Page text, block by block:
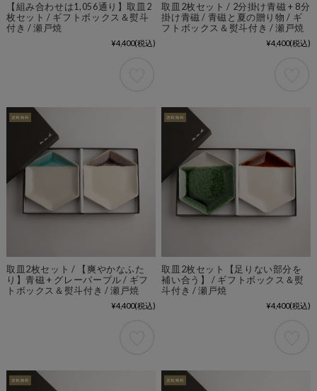
【組み合わせは1,056通り】取皿2
枚セット / ギフトボックス＆熨斗
付き / 瀬戸焼
¥4,400(税込)
取皿2枚セット / 2分掛け青磁 + 8分
掛け青磁 / 青磁と夏の贈り物 / ギ
フトボックス＆熨斗付き / 瀬戸焼
¥4,400(税込)
取皿2枚セット / 【爽やかなふた
り】青磁 + グレーパープル / ギフ
トボックス＆熨斗付き / 瀬戸焼
¥4,400(税込)
取皿2枚セット【足りない部分を
補い合う】 / ギフトボックス＆熨
斗付き / 瀬戸焼
¥4,400(税込)